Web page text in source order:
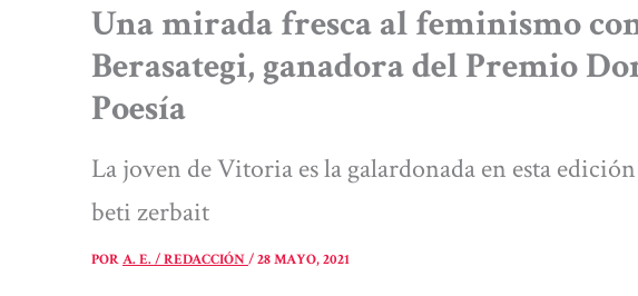
Una mirada fresca al feminismo
Berasategi, ganadora del Premio
Poesía
La joven de Vitoria es la galardonada en esta
beti zerbait
PORA. E. / REDACCIÓN/28 MAYO, 2021